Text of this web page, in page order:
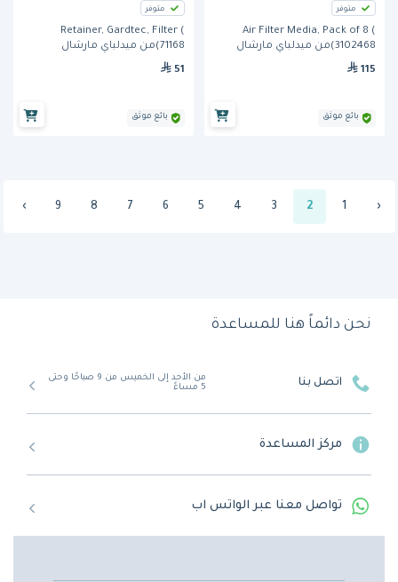
متوفر
Air Filter Media, Pack of 8 (
3102468)من ميدلباي مارشال
115
بائع موثق
متوفر
Retainer, Gardtec, Filter (
71168)من ميدلباي مارشال
51
بائع موثق
‹
1
2
3
4
5
6
7
8
9
›
نحن دائماً هنا للمساعدة
اتصل بنا
من الأحد إلى الخميس من 9 صباحًا وحتى
5 مساءً
مركز المساعدة
تواصل معنا عبر الواتس اب